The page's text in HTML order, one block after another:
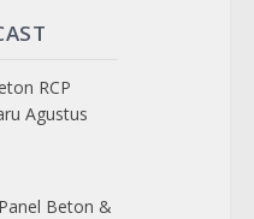
RCP
Agustus
Beton &